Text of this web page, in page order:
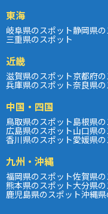
東海
岐阜県のスポット静岡県
三重県のスポット
近畿
滋賀県のスポット京都府
兵庫県のスポット奈良県
中国・四国
鳥取県のスポット島根県
広島県のスポット山口県
香川県のスポット愛媛県
九州・沖縄
福岡県のスポット佐賀県
熊本県のスポット大分県
鹿児島県のスポット沖縄